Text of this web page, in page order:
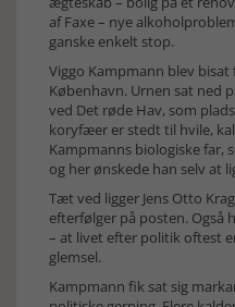
af Faxe – nye
ganske enkelt stop.
Viggo Kampmann blev
København. Urnen sat ned
ved Det røde Hav, som
koryfæer er stedt til hvile,
Kampmanns biologiske far,
og her ønskede han selv at
Tæt ved ligger Jens Otto
efterfølger på posten. Også
– at livet efter politik oftest
glemsel.
Kampmann fik sat sig